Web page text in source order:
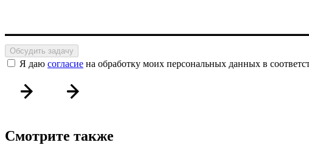
Обсудить задачу
Я даю согласие на обработку моих персональных данных в
Смотрите также